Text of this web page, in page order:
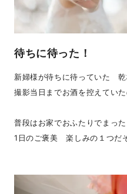
待ちに待った！
新婦様が待ちに待っていた 乾
撮影当日までお酒を控えてい
普段はお家でおふたりでまっ
1日のご褒美 楽しみの１つだ